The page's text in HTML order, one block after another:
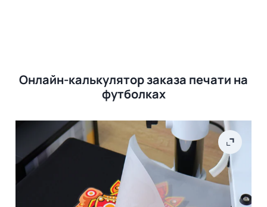
Онлайн-калькулятор заказа печати на
футболках